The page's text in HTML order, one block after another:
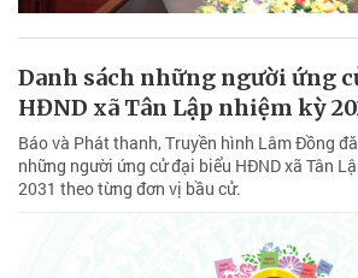
Danh sách những người ứng
HĐND xã Tân Lập nhiệm kỳ
Báo và Phát thanh, Truyền hình Lâm Đồng
những người ứng cử đại biểu HĐND xã Tân
2031 theo từng đơn vị bầu cử.